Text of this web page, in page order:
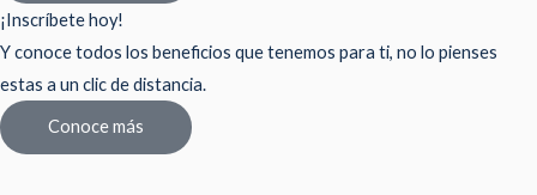
¡Inscríbete hoy!
Y conoce todos los beneficios que tenemos para ti, no lo pienses
estas a un clic de distancia.
Conoce más